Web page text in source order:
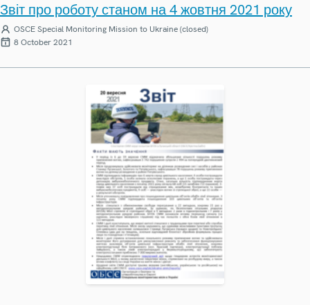
Звіт про роботу станом на 4 жовтня 2021 року
OSCE Special Monitoring Mission to Ukraine (closed)
8 October 2021